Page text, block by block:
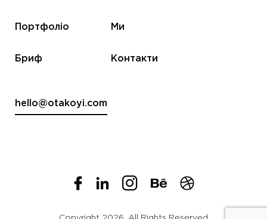
Портфоліо
Бриф
Ми
Контакти
hello@otakoyi.com